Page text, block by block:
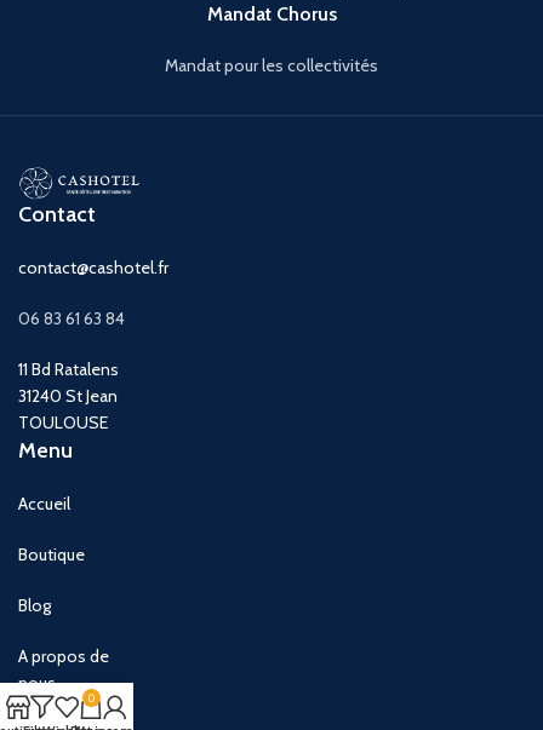
Mandat Chorus
Mandat pour les collectivités
Contact
contact@cashotel.fr
06 83 61 63 84
11 Bd Ratalens
31240 St Jean
TOULOUSE
Menu
Accueil
Boutique
Blog
A propos de
nous
0